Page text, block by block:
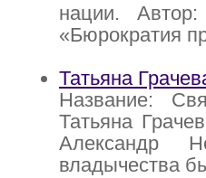
нации.
«Бюрократия
Татьяна
Название:
Татьяна
Александр
владычества